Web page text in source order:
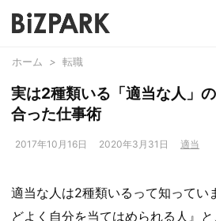
ホーム > 転職
実は2種類いる「適当な人」
合った仕事術
2017年10月16日 2020年3月31日 適当
適当な人は2種類いるって知ってい
どよく自分を当てはめられる人』